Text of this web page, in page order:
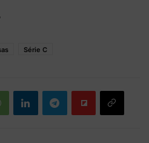
Série C